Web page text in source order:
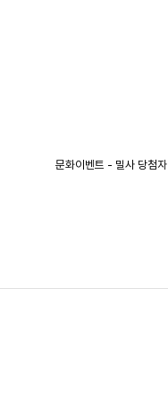
문화이벤트 - 밀사 당첨자